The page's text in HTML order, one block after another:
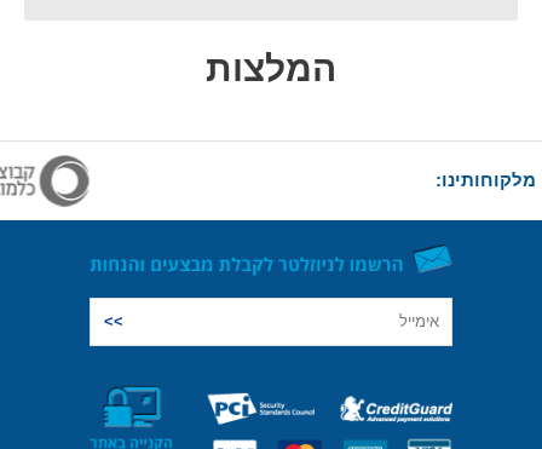
המלצות
מלקוחותינו: